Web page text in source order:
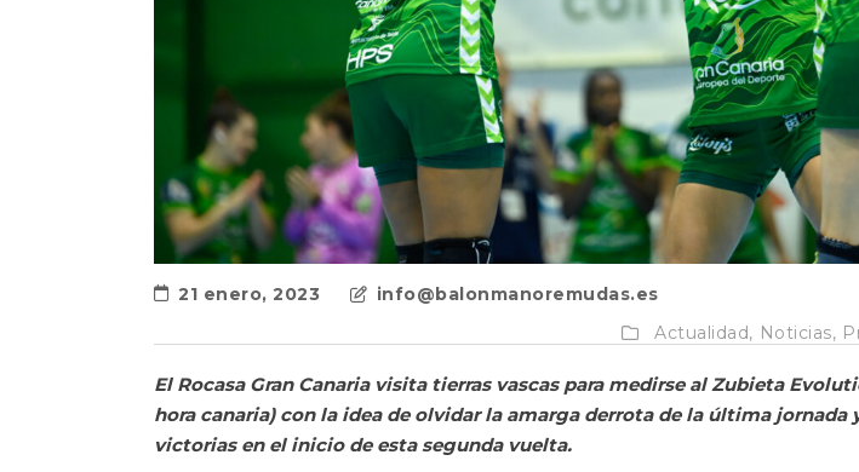
21 enero, 2023
info@balonmanoremudas.es
Actualidad, Noticias,
El Rocasa Gran Canaria visita tierras vascas para medirse al Zubieta
hora canaria) con la idea de olvidar la amarga derrota de la última jornada
victorias en el inicio de esta segunda vuelta.